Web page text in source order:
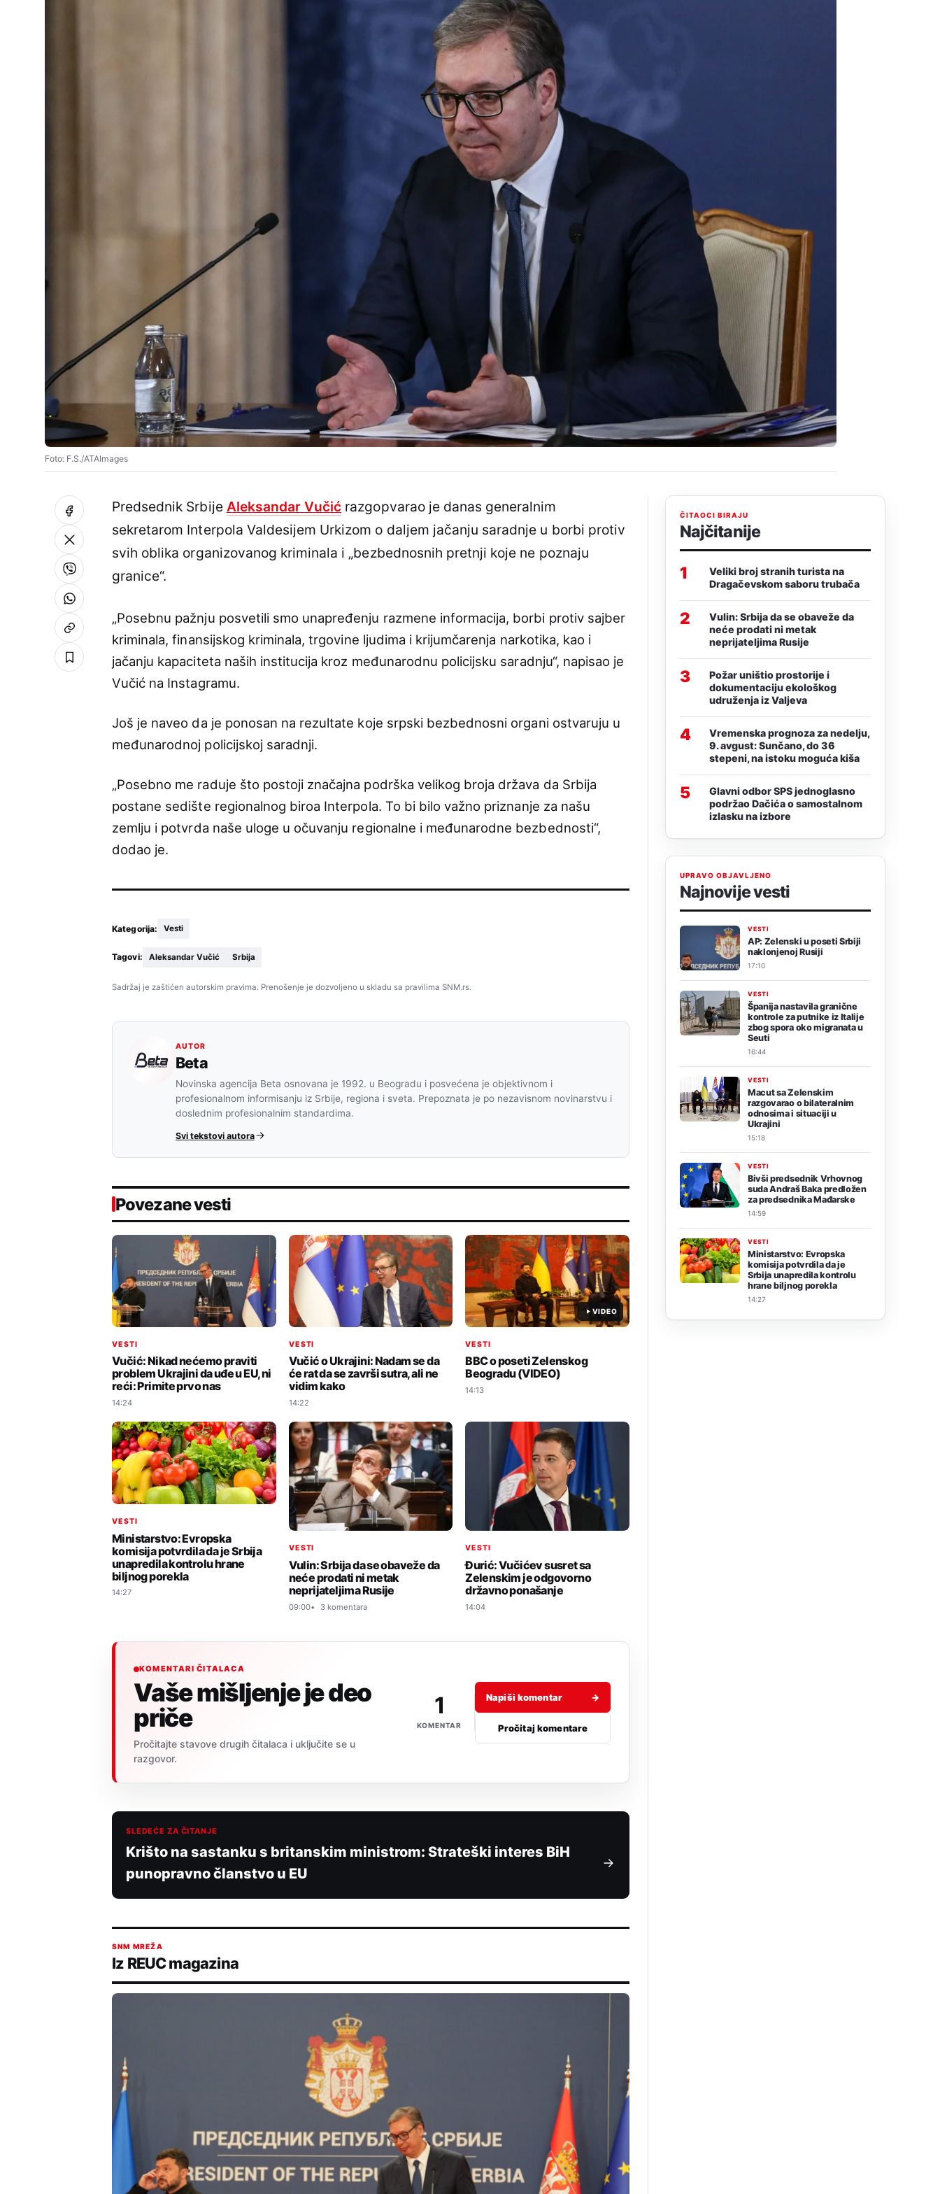
Foto: F.S./ATAImages
Predsednik Srbije Aleksandar Vučić razgopvarao je danas generalnim
sekretarom Interpola Valdesijem Urkizom o daljem jačanju saradnje u borbi protiv
svih oblika organizovanog kriminala i „bezbednosnih pretnji koje ne poznaju
granice“.
„Posebnu pažnju posvetili smo unapređenju razmene informacija, borbi protiv sajber
kriminala, finansijskog kriminala, trgovine ljudima i krijumčarenja narkotika, kao i
jačanju kapaciteta naših institucija kroz međunarodnu policijsku saradnju“, napisao je
Vučić na Instagramu.
Još je naveo da je ponosan na rezultate koje srpski bezbednosni organi ostvaruju u
međunarodnoj policijskoj saradnji.
„Posebno me raduje što postoji značajna podrška velikog broja država da Srbija
postane sedište regionalnog biroa Interpola. To bi bilo važno priznanje za našu
zemlju i potvrda naše uloge u očuvanju regionalne i međunarodne bezbednosti“,
dodao je.
Kategorija: Vesti
Tagovi: Aleksandar Vučić Srbija
Sadržaj je zaštićen autorskim pravima. Prenošenje je dozvoljeno u skladu sa pravilima SNM.rs.
AUTOR
Beta
Novinska agencija Beta osnovana je 1992. u Beogradu i posvećena je objektivnom i
profesionalnom informisanju iz Srbije, regiona i sveta. Prepoznata je po nezavisnom novinarstvu i
doslednim profesionalnim standardima.
Svi tekstovi autora
Povezane vesti
VESTI
Vučić: Nikad nećemo praviti
problem Ukrajini da uđe u EU, ni
reći: Primite prvo nas
14:24
VESTI
Vučić o Ukrajini: Nadam se da
će rat da se završi sutra, ali ne
vidim kako
14:22
VIDEO
VESTI
BBC o poseti Zelenskog
Beogradu (VIDEO)
14:13
VESTI
Ministarstvo: Evropska
komisija potvrdila da je Srbija
unapredila kontrolu hrane
biljnog porekla
14:27
VESTI
Vulin: Srbija da se obaveže da
neće prodati ni metak
neprijateljima Rusije
09:00 3 komentara
VESTI
Đurić: Vučićev susret sa
Zelenskim je odgovorno
državno ponašanje
14:04
KOMENTARI ČITALACA
Vaše mišljenje je deo
priče
Pročitajte stavove drugih čitalaca i uključite se u
razgovor.
1
KOMENTAR
Napiši komentar →
Pročitaj komentare
SLEDEĆE ZA ČITANJE
Krišto na sastanku s britanskim ministrom: Strateški interes BiH
punopravno članstvo u EU
SNM MREŽA
Iz REUC magazina
ČITAOCI BIRAJU
Najčitanije
1
Veliki broj stranih turista na
Dragačevskom saboru trubača
2
Vulin: Srbija da se obaveže da
neće prodati ni metak
neprijateljima Rusije
3
Požar uništio prostorije i
dokumentaciju ekološkog
udruženja iz Valjeva
4
Vremenska prognoza za nedelju,
9. avgust: Sunčano, do 36
stepeni, na istoku moguća kiša
5
Glavni odbor SPS jednoglasno
podržao Dačića o samostalnom
izlasku na izbore
UPRAVO OBJAVLJENO
Najnovije vesti
VESTI
AP: Zelenski u poseti Srbiji
naklonjenoj Rusiji
17:10
VESTI
Španija nastavila granične
kontrole za putnike iz Italije
zbog spora oko migranata u
Seuti
16:44
VESTI
Macut sa Zelenskim
razgovarao o bilateralnim
odnosima i situaciji u
Ukrajini
15:18
VESTI
Bivši predsednik Vrhovnog
suda Andraš Baka predložen
za predsednika Mađarske
14:59
VESTI
Ministarstvo: Evropska
komisija potvrdila da je
Srbija unapredila kontrolu
hrane biljnog porekla
14:27